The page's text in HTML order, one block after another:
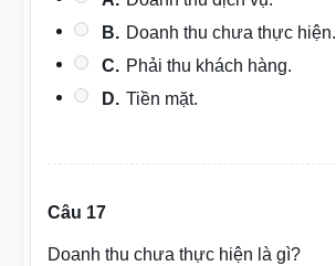
B. Doanh thu chưa thực hiện.
C. Phải thu khách hàng.
D. Tiền mặt.
Câu 17
Doanh thu chưa thực hiện là gì?